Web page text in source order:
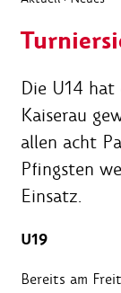
Die U14
Kaiserau
allen acht
Pfingsten
Einsatz.
U19
Bereits am